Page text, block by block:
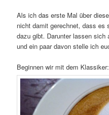
Als ich das erste Mal über
nicht damit gerechnet, dass es
dazu gibt. Darunter lassen sich
und ein paar davon stelle ich
Beginnen wir mit dem